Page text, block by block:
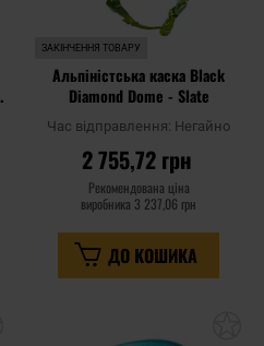
ЗАКІНЧЕННЯ ТОВАРУ
Альпіністська каска Black
Diamond Dome - Slate
Час відправлення: Негайно
2 755,72 грн
Рекомендована ціна
виробника 3 237,06 грн
ДО КОШИКА